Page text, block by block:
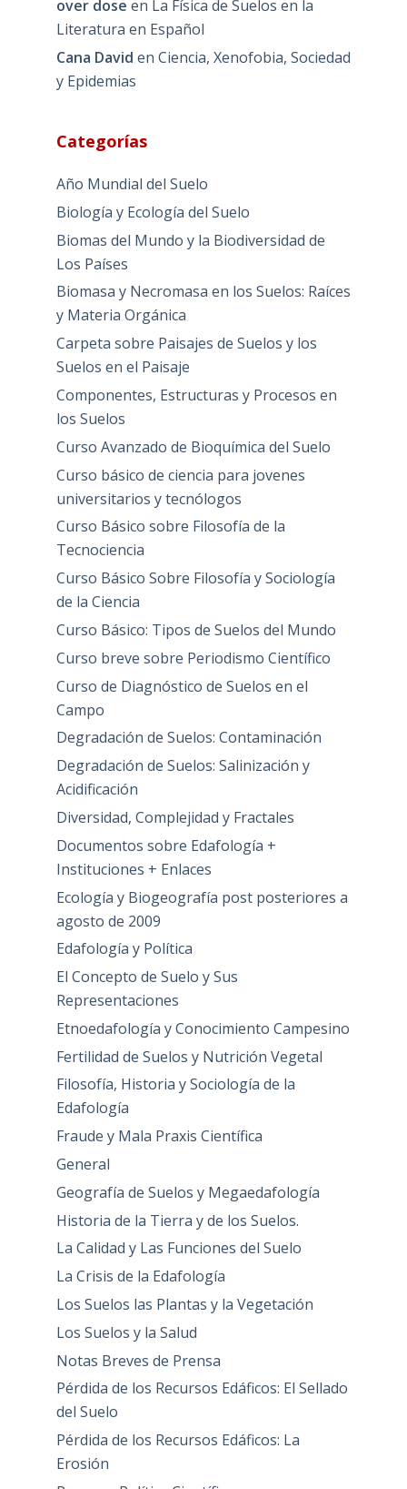
over dose en La Física de Suelos en la
Literatura en Español
Cana David en Ciencia, Xenofobia, Sociedad
y Epidemias
Categorías
Año Mundial del Suelo
Biología y Ecología del Suelo
Biomas del Mundo y la Biodiversidad de
Los Países
Biomasa y Necromasa en los Suelos: Raíces
y Materia Orgánica
Carpeta sobre Paisajes de Suelos y los
Suelos en el Paisaje
Componentes, Estructuras y Procesos en
los Suelos
Curso Avanzado de Bioquímica del Suelo
Curso básico de ciencia para jovenes
universitarios y tecnólogos
Curso Básico sobre Filosofía de la
Tecnociencia
Curso Básico Sobre Filosofía y Sociología
de la Ciencia
Curso Básico: Tipos de Suelos del Mundo
Curso breve sobre Periodismo Científico
Curso de Diagnóstico de Suelos en el
Campo
Degradación de Suelos: Contaminación
Degradación de Suelos: Salinización y
Acidificación
Diversidad, Complejidad y Fractales
Documentos sobre Edafología +
Instituciones + Enlaces
Ecología y Biogeografía post posteriores a
agosto de 2009
Edafología y Política
El Concepto de Suelo y Sus
Representaciones
Etnoedafología y Conocimiento Campesino
Fertilidad de Suelos y Nutrición Vegetal
Filosofía, Historia y Sociología de la
Edafología
Fraude y Mala Praxis Científica
General
Geografía de Suelos y Megaedafología
Historia de la Tierra y de los Suelos.
La Calidad y Las Funciones del Suelo
La Crisis de la Edafología
Los Suelos las Plantas y la Vegetación
Los Suelos y la Salud
Notas Breves de Prensa
Pérdida de los Recursos Edáficos: El Sellado
del Suelo
Pérdida de los Recursos Edáficos: La
Erosión